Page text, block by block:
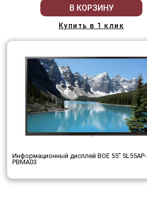
В КОРЗИНУ
Купить в 1 клик
Информационный дисплей BOE 55" SL55AP-
PBMA03